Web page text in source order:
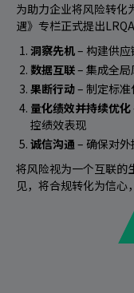
为助力企业将风险转化
遇》专栏正式提出LRQA
洞察先机– 构建供
数据互联– 集成全
果断行动– 制定标
量化绩效并持续优化
控绩效表现
诚信沟通– 确保对
将风险视为一个互联的
见，将合规转化为信心